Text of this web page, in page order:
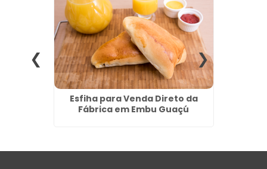
Esfiha para Venda Direto da
Fábrica em Embu Guaçú